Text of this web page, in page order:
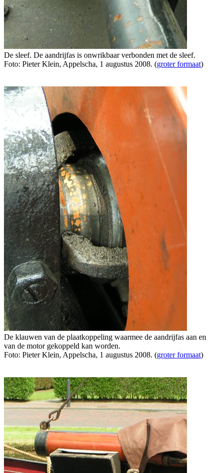
De sleef. De aandrijfas is onwrikbaar verbonden met de sleef.
Foto: Pieter Klein, Appelscha, 1 augustus 2008. (groter formaat)
De klauwen van de plaatkoppeling waarmee de aandrijfas aan en
van de motor gekoppeld kan worden.
Foto: Pieter Klein, Appelscha, 1 augustus 2008. (groter formaat)